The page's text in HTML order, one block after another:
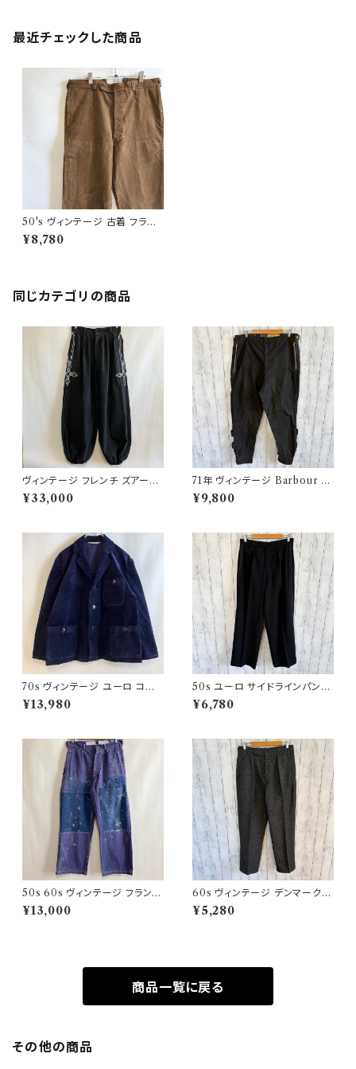
最近チェックした商品
50's ヴィンテージ 古着 フラン
ス国鉄 ワークパンツ フレンチワ
ーク SNCF レイルロードパン
¥8,780
同じカテゴリの商品
ヴィンテージ フレンチ ズアーブ
パンツ ミリタリー フランス軍 フ
レンチアンティーク
¥33,000
71年 ヴィンテージ Barbour 黄
タグ インターナショナルパンツ
オイルドパンツ Barbour
¥9,800
70s ヴィンテージ ユーロ コー
デュロイ セットアップ ビンテー
ジ
¥13,980
50s ユーロ サイドラインパンツ
ウールパンツ ワイドスラックドレ
スパンツ
¥6,780
50s 60s ヴィンテージ フランス
軍 ワークパンツ ペンキ パッチワ
ーク
¥13,000
60s ヴィンテージ デンマーク軍
ウールパンツ ミリタリーパンツ
スラックス
¥5,280
商品一覧に戻る
その他の商品